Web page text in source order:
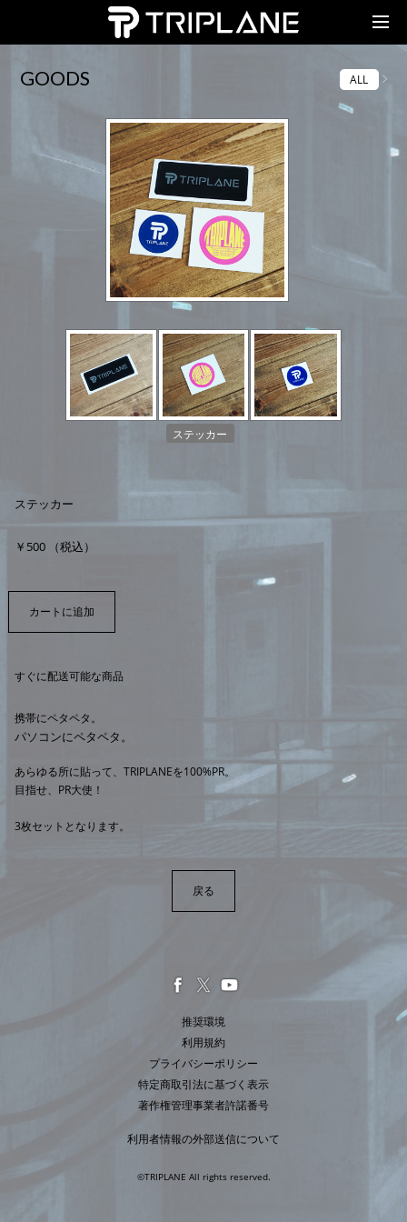
TRIPLANE Passengers
GOODS ALL
ステッカー
ステッカー
￥500 （税込）
すぐに配送可能な商品
携帯にペタペタ。
パソコンにペタペタ。
あらゆる所に貼って、TRIPLANEを100%PR。
目指せ、PR大使！
3枚セットとなります。
戻る
推奨環境
利用規約
プライバシーポリシー
特定商取引法に基づく表示
著作権管理事業者許諾番号
利用者情報の外部送信について
©TRIPLANE All rights reserved.